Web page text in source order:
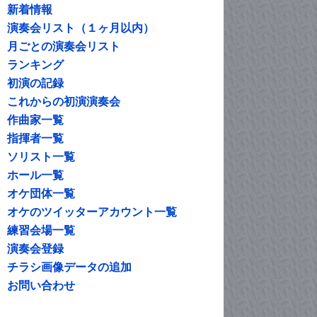
新着情報
演奏会リスト（１ヶ月以内）
月ごとの演奏会リスト
ランキング
初演の記録
これからの初演演奏会
作曲家一覧
指揮者一覧
ソリスト一覧
ホール一覧
オケ団体一覧
オケのツイッターアカウント一覧
練習会場一覧
演奏会登録
チラシ画像データの追加
お問い合わせ